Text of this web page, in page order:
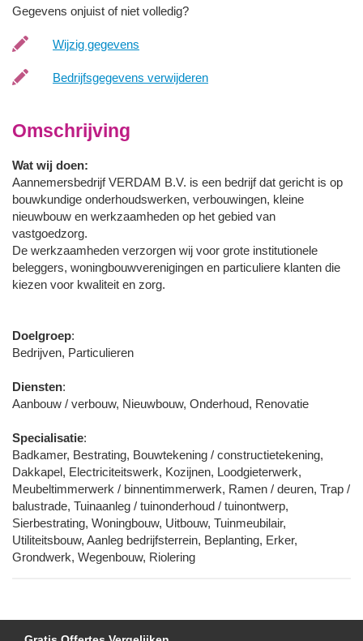
Gegevens onjuist of niet volledig?
Wijzig gegevens
Bedrijfsgegevens verwijderen
Omschrijving
Wat wij doen:
Aannemersbedrijf VERDAM B.V. is een bedrijf dat gericht is op
bouwkundige onderhoudswerken, verbouwingen, kleine
nieuwbouw en werkzaamheden op het gebied van
vastgoedzorg.
De werkzaamheden verzorgen wij voor grote institutionele
beleggers, woningbouwverenigingen en particuliere klanten die
kiezen voor kwaliteit en zorg.
Doelgroep:
Bedrijven, Particulieren
Diensten:
Aanbouw / verbouw, Nieuwbouw, Onderhoud, Renovatie
Specialisatie:
Badkamer, Bestrating, Bouwtekening / constructietekening,
Dakkapel, Electriciteitswerk, Kozijnen, Loodgieterwerk,
Meubeltimmerwerk / binnentimmerwerk, Ramen / deuren, Trap /
balustrade, Tuinaanleg / tuinonderhoud / tuinontwerp,
Sierbestrating, Woningbouw, Uitbouw, Tuinmeubilair,
Utiliteitsbouw, Aanleg bedrijfsterrein, Beplanting, Erker,
Grondwerk, Wegenbouw, Riolering